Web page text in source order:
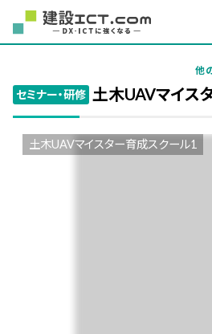
セミナー・研修 土木UAVマイス
他
土木UAVマイスター育成スクール1